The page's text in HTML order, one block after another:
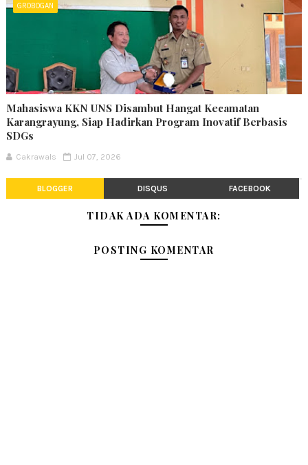
GROBOGAN
Mahasiswa KKN UNS Disambut Hangat Kecamatan
Karangrayung, Siap Hadirkan Program Inovatif Berbasis
SDGs
Cakrawals Jul 07, 2026
BLOGGER DISQUS FACEBOOK
TIDAK ADA KOMENTAR:
POSTING KOMENTAR